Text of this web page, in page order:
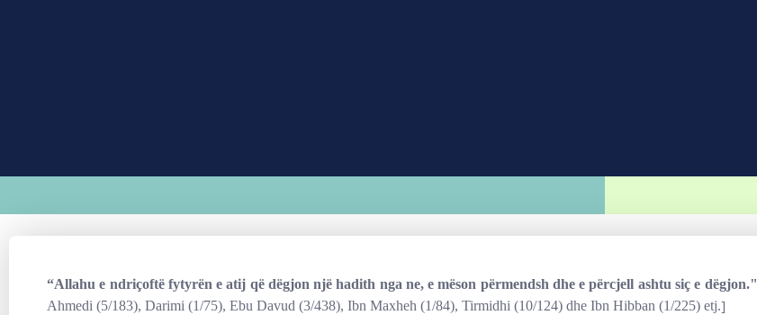
“Allahu e ndriçoftë fytyrën e atij që dëgjon një hadith nga ne, e mëson përmendsh dhe e përcjell ashtu siç e dëgjon."
Ahmedi (5/183), Darimi (1/75), Ebu Davud (3/438), Ibn Maxheh (1/84), Tirmidhi (10/124) dhe Ibn Hibban (1/225) etj.]